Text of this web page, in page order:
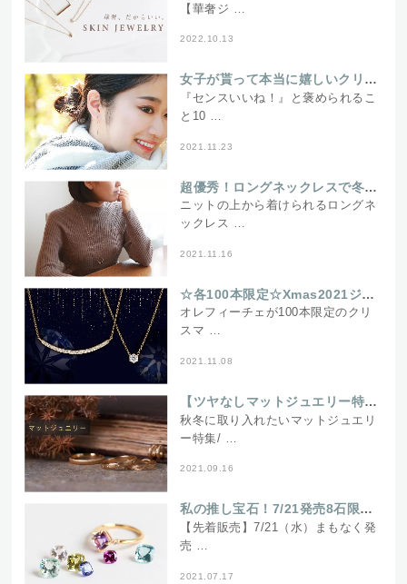
【華奢ジ …
2022.10.13
女子が貰って本当に嬉しいクリスマスプレゼント～私だったらこれが欲しい！～
『センスいいね！』と褒められるこ
と10 …
2021.11.23
超優秀！ロングネックレスで冬コーデの悩みを解決♪
ニットの上から着けられるロングネ
ックレス …
2021.11.16
☆各100本限定☆Xmas2021ジュエリーを発売♪ダイヤモンドにハート＆キューピッドが隠れたネックレス2種
オレフィーチェが100本限定のクリ
スマ …
2021.11.08
【ツヤなしマットジュエリー特集】大人の秋冬トレンドアイテム
秋冬に取り入れたいマットジュエリ
ー特集/ …
2021.09.16
私の推し宝石！7/21発売8石限定クッションカット
【先着販売】7/21（水）まもなく発
売 …
2021.07.17